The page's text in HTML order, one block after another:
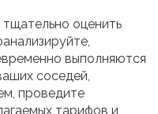
оценить
выполняются
соседей,
проведите
тарифов и